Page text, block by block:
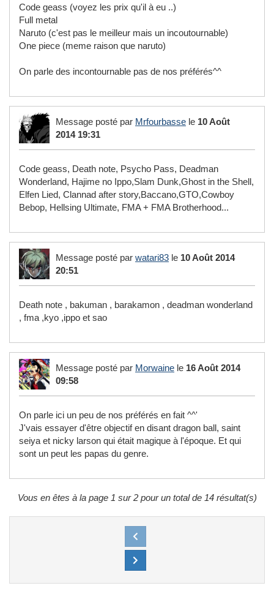
Code geass (voyez les prix qu'il à eu ..)
Full metal
Naruto (c'est pas le meilleur mais un incoutournable)
One piece (meme raison que naruto)
On parle des incontournable pas de nos préférés^^
Message posté par Mrfourbasse le 10 Août
2014 19:31
Code geass, Death note, Psycho Pass, Deadman
Wonderland, Hajime no Ippo,Slam Dunk,Ghost in the Shell,
Elfen Lied, Clannad after story,Baccano,GTO,Cowboy
Bebop, Hellsing Ultimate, FMA + FMA Brotherhood...
Message posté par watari83 le 10 Août 2014
20:51
Death note , bakuman , barakamon , deadman wonderland
, fma ,kyo ,ippo et sao
Message posté par Morwaine le 16 Août 2014
09:58
On parle ici un peu de nos préférés en fait ^^'
J'vais essayer d'être objectif en disant dragon ball, saint
seiya et nicky larson qui était magique à l'époque. Et qui
sont un peut les papas du genre.
Vous en êtes à la page 1 sur 2 pour un total de 14 résultat(s)